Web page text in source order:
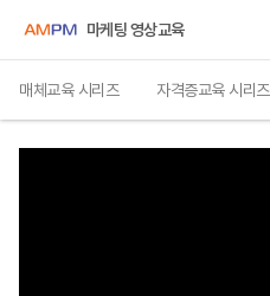
마케팅 영상교육
매체교육 시리즈 자격증교육 시리즈